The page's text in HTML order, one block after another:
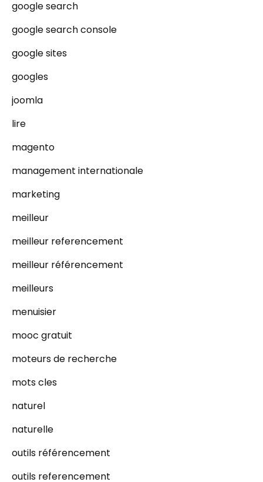
google search
google search console
google sites
googles
joomla
lire
magento
management internationale
marketing
meilleur
meilleur referencement
meilleur référencement
meilleurs
menuisier
mooc gratuit
moteurs de recherche
mots cles
naturel
naturelle
outils référencement
outils referencement